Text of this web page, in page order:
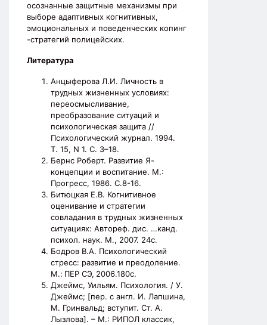
осознанные защитные механизмы при
выборе адаптивных когнитивных,
эмоциональных и поведенческих копинг
-стратегий полицейских.
Литература
Анцыферова Л.И. Личность в
трудных жизненных условиях:
переосмысливание,
преобразование ситуаций и
психологическая защита //
Психологический журнал. 1994.
Т. 15, N 1. С. 3–18.
Бернс Роберт. Развитие Я-
концепции и воспитание. М.:
Прогресс, 1986. С.8-16.
Битюцкая Е.В. Когнитивное
оценивание и стратегии
совладания в трудных жизненных
ситуациях: Автореф. дис. …канд.
психол. наук. М., 2007. 24с.
Бодров В.А. Психологический
стресс: развитие и преодоление.
М.: ПЕР СЭ, 2006.180с.
Джеймс, Уильям. Психология. / У.
Джеймс; [пер. с англ. И. Лапшина,
М. Гринвальд; вступит. Ст. А.
Лызлова]. – М.: РИПОЛ классик,